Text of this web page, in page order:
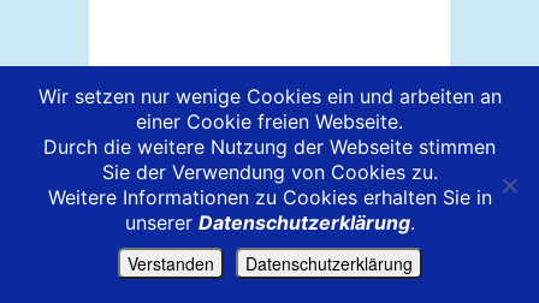
Wir setzen nur wenige Cookies ein und arbeiten an
einer Cookie freien Webseite.
Durch die weitere Nutzung der Webseite stimmen
Sie der Verwendung von Cookies zu.
Weitere Informationen zu Cookies erhalten Sie in
unserer Datenschutzerklärung.
Verstanden
Datenschutzerklärung